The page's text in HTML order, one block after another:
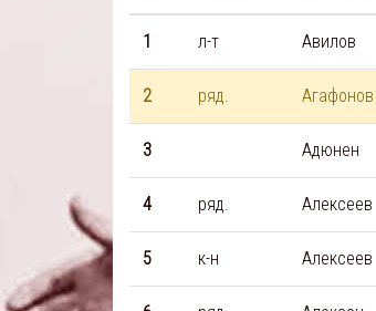
1 л-т Авилов
2 ряд. Агафонов
3 Адюнен
4 ряд. Алексеев
5 к-н Алексеев